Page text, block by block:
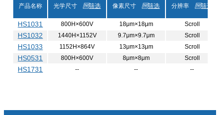
产品名称 光学尺寸 筛选 像素尺寸 筛选 分辨率 筛选
HS1031 800H×600V 18μm×18μm Scroll
HS1032 1440H×1152V 9.7μm×9.7μm Scroll
HS1033 1152H×864V 13μm×13μm Scroll
HS0531 800H×600V 8μm×8μm Scroll
HS1731 -- -- --